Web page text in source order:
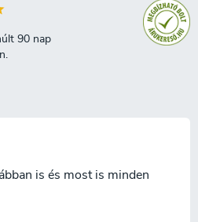
is és most is minden